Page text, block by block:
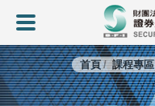
首頁 課程專區